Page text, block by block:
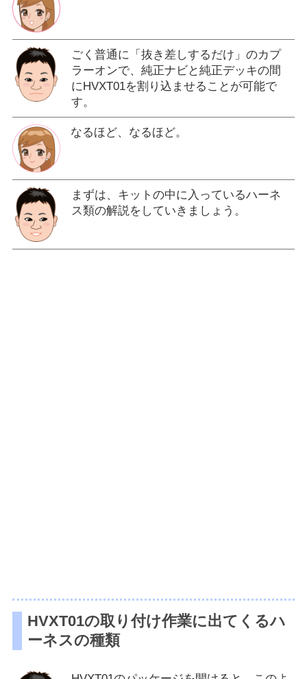
ごく普通に「抜き差しするだけ」のカプ
ラーオンで、純正ナビと純正デッキの間
にHVXT01を割り込ませることが可能で
す。
なるほど、なるほど。
まずは、キットの中に入っているハーネ
ス類の解説をしていきましょう。
HVXT01の取り付け作業に出てくるハ
ーネスの種類